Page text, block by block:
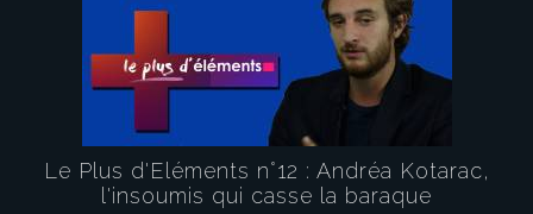
Le Plus d'Eléments n°12 : Andréa Kotarac,
l'insoumis qui casse la baraque